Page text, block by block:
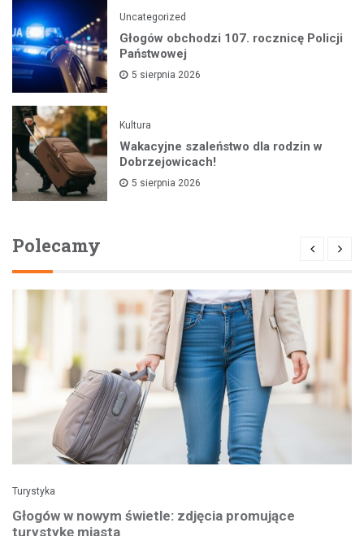
Uncategorized
Głogów obchodzi 107. rocznicę Policji
Państwowej
5 sierpnia 2026
Kultura
Wakacyjne szaleństwo dla rodzin w
Dobrzejowicach!
5 sierpnia 2026
Polecamy
Turystyka
Głogów w nowym świetle: zdjęcia promujące
turystykę miasta